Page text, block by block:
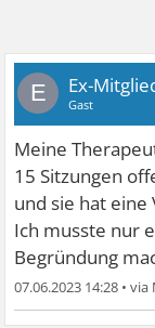
E Ex-
Gast
Meine
15 Sitzungen
und sie hat eine
Ich musste nur
Begründung
07.06.2023 14:28 •